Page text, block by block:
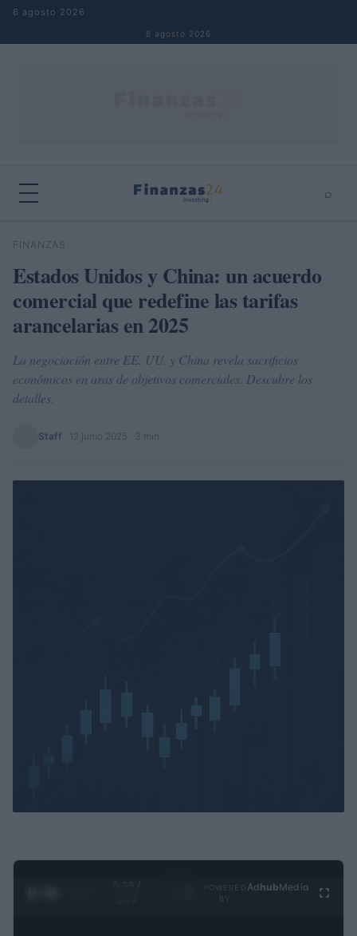
Saltar al contenido
6 agosto 2026
6 agosto 2026
⌕
Buscar
FINANZAS
Estados Unidos y China: un acuerdo
comercial que redefine las tarifas
arancelarias en 2025
La negociación entre EE. UU. y China revela sacrificios
económicos en aras de objetivos comerciales. Descubre los
detalles.
Staff 12 junio 2025 · 3 min
0:29 /
Ad hubMedia